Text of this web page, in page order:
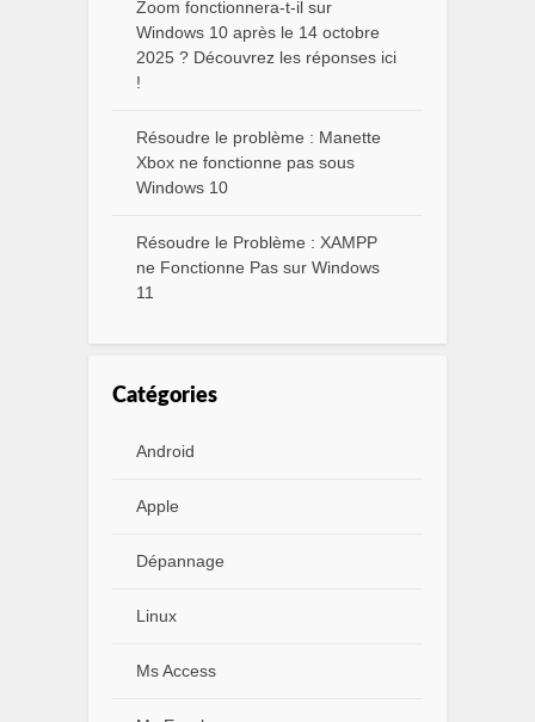
Zoom fonctionnera-t-il sur
Windows 10 après le 14 octobre
2025 ? Découvrez les réponses ici
!
Résoudre le problème : Manette
Xbox ne fonctionne pas sous
Windows 10
Résoudre le Problème : XAMPP
ne Fonctionne Pas sur Windows
11
Catégories
Android
Apple
Dépannage
Linux
Ms Access